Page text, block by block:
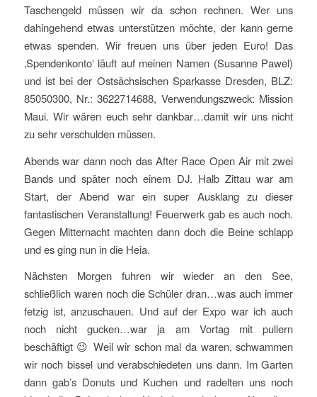
Taschengeld müssen wir da schon rechnen. Wer uns
dahingehend etwas unterstützen möchte, der kann gerne
etwas spenden. Wir freuen uns über jeden Euro! Das
‚Spendenkonto‘ läuft auf meinen Namen (Susanne Pawel)
und ist bei der Ostsächsischen Sparkasse Dresden, BLZ:
85050300, Nr.: 3622714688, Verwendungszweck: Mission
Maui. Wir wären euch sehr dankbar…damit wir uns nicht
zu sehr verschulden müssen.
Abends war dann noch das After Race Open Air mit zwei
Bands und später noch einem DJ. Halb Zittau war am
Start, der Abend war ein super Ausklang zu dieser
fantastischen Veranstaltung! Feuerwerk gab es auch noch.
Gegen Mitternacht machten dann doch die Beine schlapp
und es ging nun in die Heia.
Nächsten Morgen fuhren wir wieder an den See,
schließlich waren noch die Schüler dran…was auch immer
fetzig ist, anzuschauen. Und auf der Expo war ich auch
noch nicht gucken…war ja am Vortag mit pullern
beschäftigt 😉 Weil wir schon mal da waren, schwammen
wir noch bissel und verabschiedeten uns dann. Im Garten
dann gab’s Donuts und Kuchen und radelten uns noch